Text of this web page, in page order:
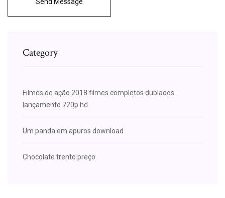
Category
Filmes de ação 2018 filmes completos dublados
lançamento 720p hd
Um panda em apuros download
Chocolate trento preço